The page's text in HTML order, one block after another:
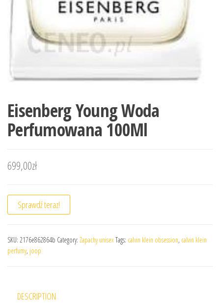
Eisenberg Young Woda
Perfumowana 100Ml
699,00zł
Sprawdź teraz!
SKU: 2176e862864b Category: Zapachy unisexTags: calvin klein obsession, calvin klein
perfumy, joop
DESCRIPTION